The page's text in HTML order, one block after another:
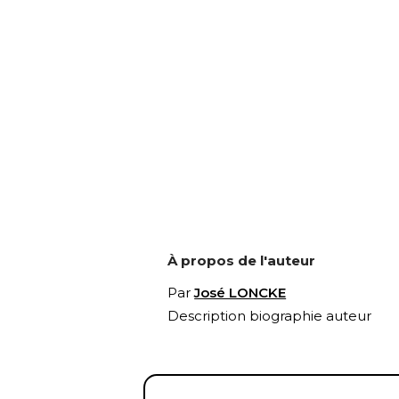
À propos de l'auteur
ParJosé LONCKE
Description biographie auteur